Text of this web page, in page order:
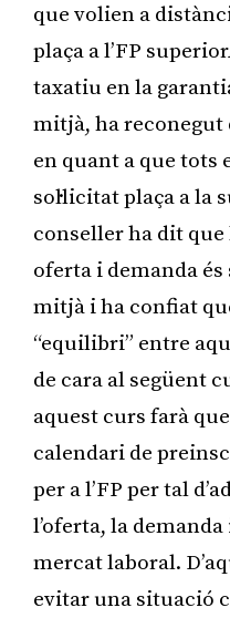
que volien a
plaça a l’FP
taxatiu en la
mitjà, ha reconegut
en quant a que tots
sol·licitat plaça a la
conseller ha dit
oferta i demanda
mitjà i ha confiat
“equilibri” entre
de cara al següent
aquest curs farà
calendari de
per a l’FP per tal
l’oferta, la
mercat laboral.
evitar una situació